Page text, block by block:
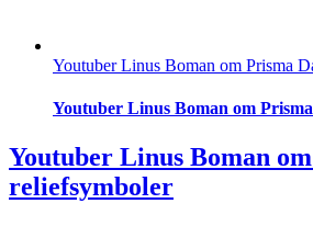
Youtuber Linus Boman om Prisma
Youtuber Linus Boman om
Youtuber Linus Boman
reliefsymboler